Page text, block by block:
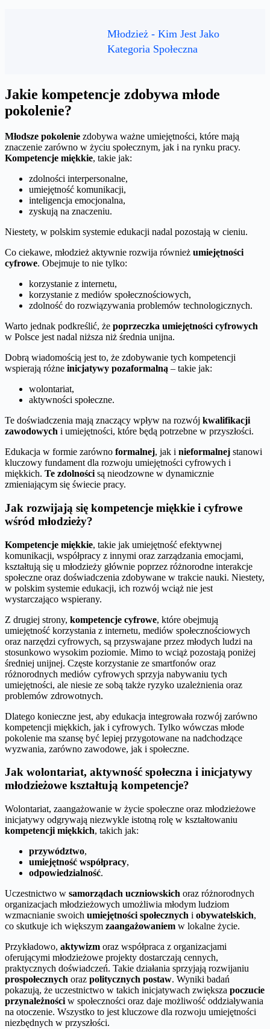
Młodzież - Kim Jest Jako
Kategoria Społeczna
Jakie kompetencje zdobywa młode
pokolenie?
Młodsze pokolenie zdobywa ważne umiejętności, które mają
znaczenie zarówno w życiu społecznym, jak i na rynku pracy.
Kompetencje miękkie, takie jak:
zdolności interpersonalne,
umiejętność komunikacji,
inteligencja emocjonalna,
zyskują na znaczeniu.
Niestety, w polskim systemie edukacji nadal pozostają w cieniu.
Co ciekawe, młodzież aktywnie rozwija również umiejętności
cyfrowe. Obejmuje to nie tylko:
korzystanie z internetu,
korzystanie z mediów społecznościowych,
zdolność do rozwiązywania problemów technologicznych.
Warto jednak podkreślić, że poprzeczka umiejętności cyfrowych
w Polsce jest nadal niższa niż średnia unijna.
Dobrą wiadomością jest to, że zdobywanie tych kompetencji
wspierają różne inicjatywy pozaformalną – takie jak:
wolontariat,
aktywności społeczne.
Te doświadczenia mają znaczący wpływ na rozwój kwalifikacji
zawodowych i umiejętności, które będą potrzebne w przyszłości.
Edukacja w formie zarówno formalnej, jak i nieformalnej stanowi
kluczowy fundament dla rozwoju umiejętności cyfrowych i
miękkich. Te zdolności są nieodzowne w dynamicznie
zmieniającym się świecie pracy.
Jak rozwijają się kompetencje miękkie i cyfrowe
wśród młodzieży?
Kompetencje miękkie, takie jak umiejętność efektywnej
komunikacji, współpracy z innymi oraz zarządzania emocjami,
kształtują się u młodzieży głównie poprzez różnorodne interakcje
społeczne oraz doświadczenia zdobywane w trakcie nauki. Niestety,
w polskim systemie edukacji, ich rozwój wciąż nie jest
wystarczająco wspierany.
Z drugiej strony, kompetencje cyfrowe, które obejmują
umiejętność korzystania z internetu, mediów społecznościowych
oraz narzędzi cyfrowych, są przyswajane przez młodych ludzi na
stosunkowo wysokim poziomie. Mimo to wciąż pozostają poniżej
średniej unijnej. Częste korzystanie ze smartfonów oraz
różnorodnych mediów cyfrowych sprzyja nabywaniu tych
umiejętności, ale niesie ze sobą także ryzyko uzależnienia oraz
problemów zdrowotnych.
Dlatego konieczne jest, aby edukacja integrowała rozwój zarówno
kompetencji miękkich, jak i cyfrowych. Tylko wówczas młode
pokolenie ma szansę być lepiej przygotowane na nadchodzące
wyzwania, zarówno zawodowe, jak i społeczne.
Jak wolontariat, aktywność społeczna i inicjatywy
młodzieżowe kształtują kompetencje?
Wolontariat, zaangażowanie w życie społeczne oraz młodzieżowe
inicjatywy odgrywają niezwykle istotną rolę w kształtowaniu
kompetencji miękkich, takich jak:
przywództwo,
umiejętność współpracy,
odpowiedzialność.
Uczestnictwo w samorządach uczniowskich oraz różnorodnych
organizacjach młodzieżowych umożliwia młodym ludziom
wzmacnianie swoich umiejętności społecznych i obywatelskich,
co skutkuje ich większym zaangażowaniem w lokalne życie.
Przykładowo, aktywizm oraz współpraca z organizacjami
oferującymi młodzieżowe projekty dostarczają cennych,
praktycznych doświadczeń. Takie działania sprzyjają rozwijaniu
prospołecznych oraz politycznych postaw. Wyniki badań
pokazują, że uczestnictwo w takich inicjatywach zwiększa poczucie
przynależności w społeczności oraz daje możliwość oddziaływania
na otoczenie. Wszystko to jest kluczowe dla rozwoju umiejętności
niezbędnych w przyszłości.